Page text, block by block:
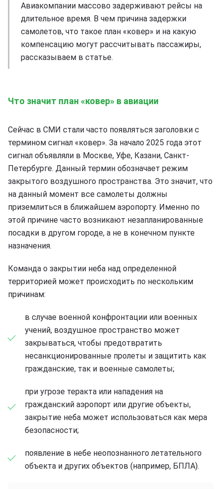
Авиакомпании массово задерживают рейсы на
длительное время. В чем причина задержки
самолетов, что такое план «ковер» и на какую
компенсацию могут рассчитывать пассажиры,
рассказываем в статье.
Что значит план «ковер» в авиации
Сейчас в СМИ стали часто появляться заголовки с
термином сигнал «ковер». За начало 2025 года этот
сигнал объявляли в Москве, Уфе, Казани, Санкт-
Петербурге. Данный термин обозначает режим
закрытого воздушного пространства. Это значит, что
на данный момент все самолеты должны
приземлиться в ближайшем аэропорту. Именно по
этой причине часто возникают незапланированные
посадки в другом городе, а не в конечном пункте
назначения.
Команда о закрытии неба над определенной
территорией может происходить по нескольким
причинам:
в случае военной конфронтации или военных
учений, воздушное пространство может
закрываться, чтобы предотвратить
несанкционированные пролеты и защитить как
гражданские, так и военные самолеты;
при угрозе теракта или нападения на
гражданский аэропорт или другие объекты,
закрытие неба может использоваться как мера
безопасности;
появление в небе неопознанного летательного
объекта и других объектов (например, БПЛА).